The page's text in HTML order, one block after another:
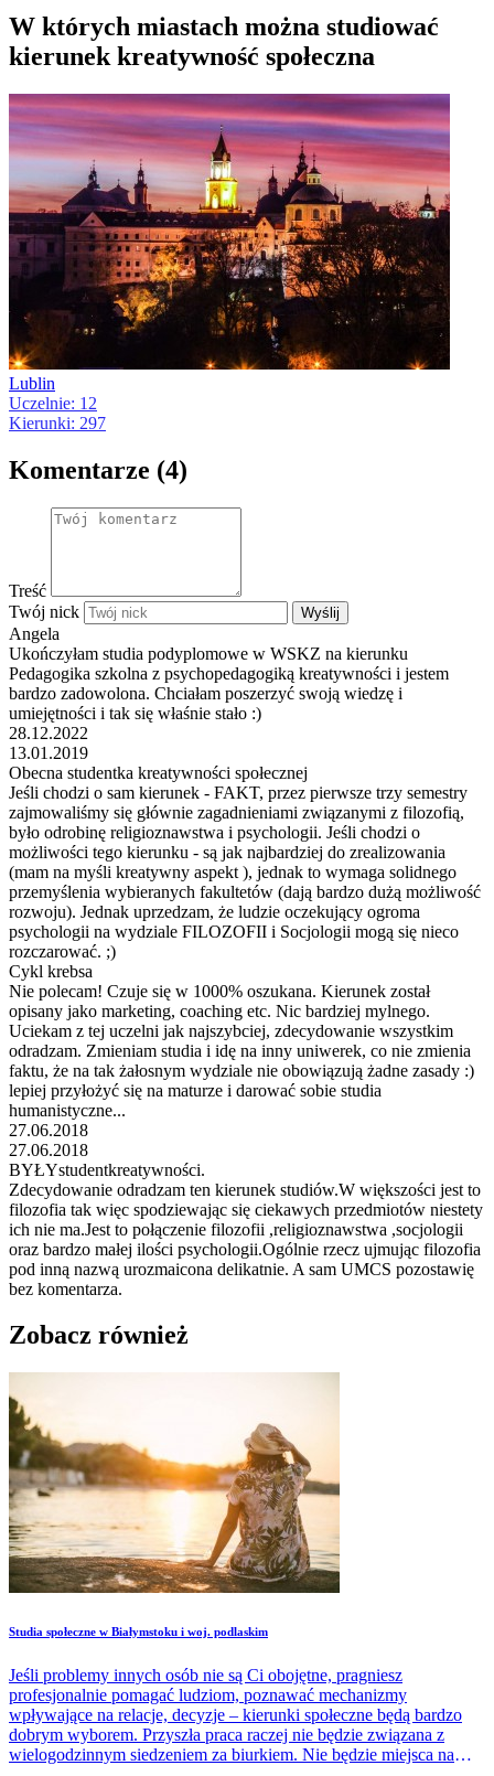
W których miastach można studiować
kierunek kreatywność społeczna
Lublin
Uczelnie: 12
Kierunki: 297
Komentarze (4)
Treść
Twój nick
Wyślij
Angela
Ukończyłam studia podyplomowe w WSKZ na kierunku
Pedagogika szkolna z psychopedagogiką kreatywności i jestem
bardzo zadowolona. Chciałam poszerzyć swoją wiedzę i
umiejętności i tak się właśnie stało :)
28.12.2022
13.01.2019
Obecna studentka kreatywności społecznej
Jeśli chodzi o sam kierunek - FAKT, przez pierwsze trzy semestry
zajmowaliśmy się głównie zagadnieniami związanymi z filozofią,
było odrobinę religioznawstwa i psychologii. Jeśli chodzi o
możliwości tego kierunku - są jak najbardziej do zrealizowania
(mam na myśli kreatywny aspekt ), jednak to wymaga solidnego
przemyślenia wybieranych fakultetów (dają bardzo dużą możliwość
rozwoju). Jednak uprzedzam, że ludzie oczekujący ogroma
psychologii na wydziale FILOZOFII i Socjologii mogą się nieco
rozczarować. ;)
Cykl krebsa
Nie polecam! Czuje się w 1000% oszukana. Kierunek został
opisany jako marketing, coaching etc. Nic bardziej mylnego.
Uciekam z tej uczelni jak najszybciej, zdecydowanie wszystkim
odradzam. Zmieniam studia i idę na inny uniwerek, co nie zmienia
faktu, że na tak żałosnym wydziale nie obowiązują żadne zasady :)
lepiej przyłożyć się na maturze i darować sobie studia
humanistyczne...
27.06.2018
27.06.2018
BYŁYstudentkreatywności.
Zdecydowanie odradzam ten kierunek studiów.W większości jest to
filozofia tak więc spodziewając się ciekawych przedmiotów niestety
ich nie ma.Jest to połączenie filozofii ,religioznawstwa ,socjologii
oraz bardzo małej ilości psychologii.Ogólnie rzecz ujmując filozofia
pod inną nazwą urozmaicona delikatnie. A sam UMCS pozostawię
bez komentarza.
Zobacz również
Studia społeczne w Białymstoku i woj. podlaskim
Jeśli problemy innych osób nie są Ci obojętne, pragniesz
profesjonalnie pomagać ludziom, poznawać mechanizmy
wpływające na relacje, decyzje – kierunki społeczne będą bardzo
dobrym wyborem. Przyszła praca raczej nie będzie związana z
wielogodzinnym siedzeniem za biurkiem. Nie będzie miejsca na